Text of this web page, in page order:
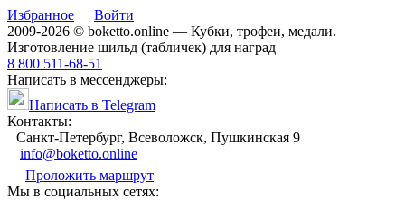
Избранное
Войти
2009-2026 © boketto.online — Кубки, трофеи, медали.
Изготовление шильд (табличек) для наград
8 800 511-68-51
Написать в мессенджеры:
Написать в Telegram
Контакты:
Санкт-Петербург, Всеволожск, Пушкинская 9
info@boketto.online
Проложить маршрут
Мы в социальных сетях: